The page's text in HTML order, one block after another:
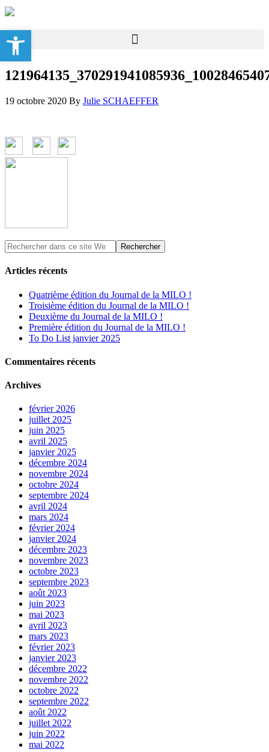
19 octobre 2020 By Julie SCHAEFFER
Articles récents
Quatrième édition du Journal de la MILO !
Troisième édition du Journal de la MILO !
Deuxième du Journal de la MILO !
Première édition du Journal de la MILO !
To Do List janvier 2025
Commentaires récents
Archives
février 2026
juillet 2025
juin 2025
avril 2025
janvier 2025
décembre 2024
novembre 2024
octobre 2024
septembre 2024
avril 2024
mars 2024
février 2024
janvier 2024
décembre 2023
novembre 2023
octobre 2023
septembre 2023
août 2023
juin 2023
mai 2023
avril 2023
mars 2023
février 2023
janvier 2023
décembre 2022
novembre 2022
octobre 2022
septembre 2022
août 2022
juillet 2022
juin 2022
mai 2022
Ouvrir la barre d’outils